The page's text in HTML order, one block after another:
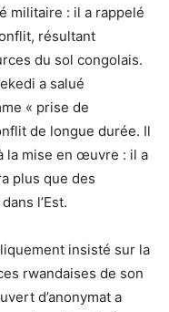
militaire : il a rappelé
résultant
du sol congolais.
a salué
« prise de
de longue durée. Il
la mise en œuvre : il a
plus que des
l’Est.
insisté sur la
rwandaises de son
d’anonymat a